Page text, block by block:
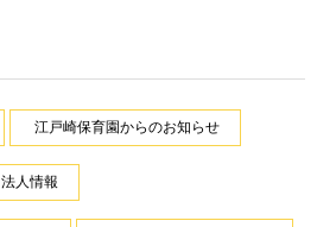
江戸崎保育園からのお知らせ
法人情報